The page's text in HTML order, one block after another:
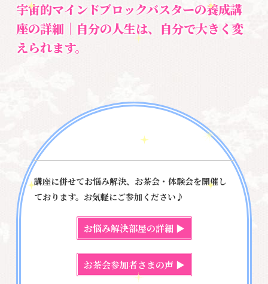
養成講座
2026.06.07
宇宙的マインドブロックバスターの養成
養成講座
2026.06.06
アセンション（5次元上昇）愛と光のラ
イトワーカーの講座
悩み・体験談
2026.06.01
【体験談】宇宙セラピスト養成講座（創
造を超える未来・5次元パラレル）を受
宇宙的マインドブロックバスターの養成講
座の詳細｜自分の人生は、自分で大きく変
えられます。
講座に併せてお悩み解決、お茶会・体験会を開催し
ております。お気軽にご参加ください♪
お悩み解決部屋の詳細 ▶
お茶会参加者さまの声 ▶